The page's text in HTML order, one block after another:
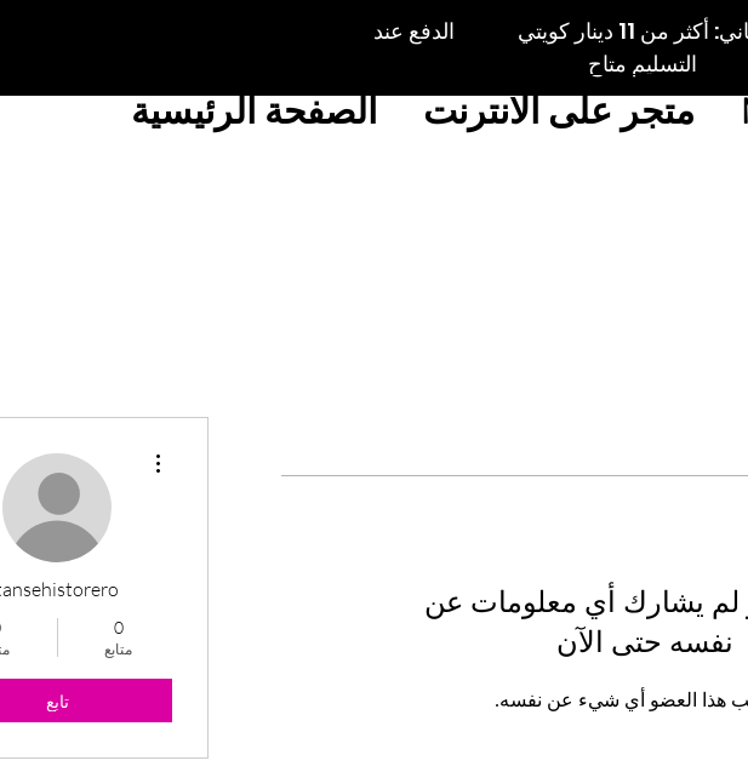
الكويت: توصيل مجاني: أكثر من 11 دينار كويتي الدفع عند
التسليم متاح
الصفحة الرئيسية متجر على الانترنت
لم يشارك أي معلومات عن
نفسه حتى الآن
هذا العضو أي شيء عن نفسه.
0
متابع
تابع